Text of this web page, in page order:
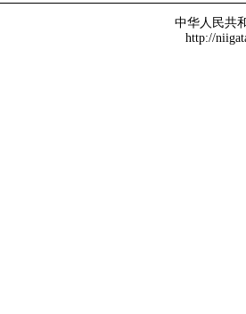
中华人民共
http://